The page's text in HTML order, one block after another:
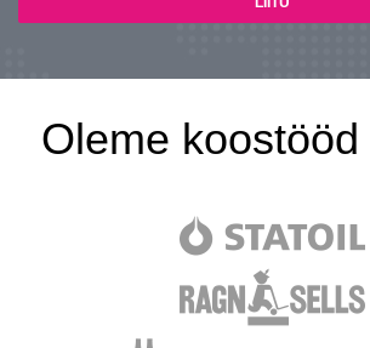
Oleme koostööd